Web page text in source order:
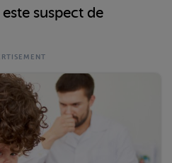
suspect de